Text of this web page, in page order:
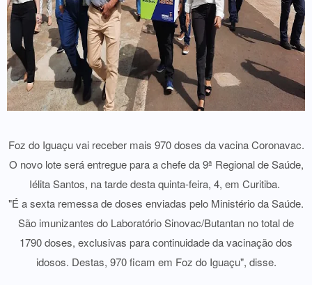
Foz do Iguaçu vai receber mais 970 doses da vacina Coronavac.
O novo lote será entregue para a chefe da 9ª Regional de Saúde,
Iélita Santos, na tarde desta quinta-feira, 4, em Curitiba.
"É a sexta remessa de doses enviadas pelo Ministério da Saúde.
São imunizantes do Laboratório Sinovac/Butantan no total de
1790 doses, exclusivas para continuidade da vacinação dos
idosos. Destas, 970 ficam em Foz do Iguaçu", disse.